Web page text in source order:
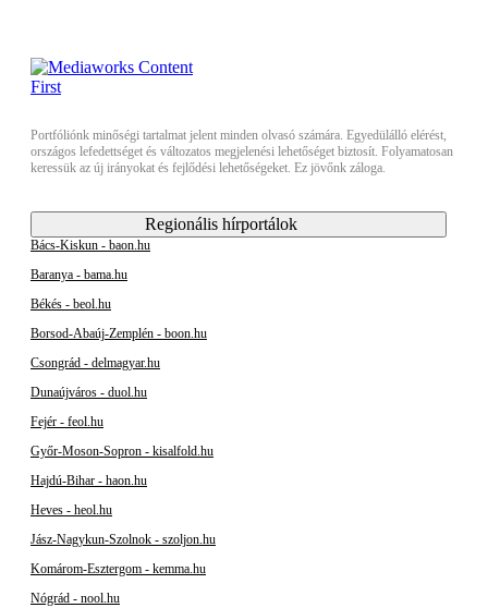
Portfóliónk minőségi tartalmat jelent minden olvasó számára. Egyedülálló elérést,
országos lefedettséget és változatos megjelenési lehetőséget biztosít. Folyamatosan
keressük az új irányokat és fejlődési lehetőségeket. Ez jövőnk záloga.
Regionális hírportálok
Bács-Kiskun - baon.hu
Baranya - bama.hu
Békés - beol.hu
Borsod-Abaúj-Zemplén - boon.hu
Csongrád - delmagyar.hu
Dunaújváros - duol.hu
Fejér - feol.hu
Győr-Moson-Sopron - kisalfold.hu
Hajdú-Bihar - haon.hu
Heves - heol.hu
Jász-Nagykun-Szolnok - szoljon.hu
Komárom-Esztergom - kemma.hu
Nógrád - nool.hu